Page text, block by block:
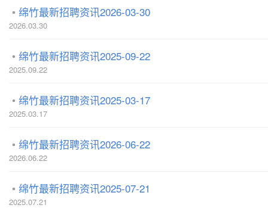
绵竹最新招聘资讯2026-03-30
2026.03.30
绵竹最新招聘资讯2025-09-22
2025.09.22
绵竹最新招聘资讯2025-03-17
2025.03.17
绵竹最新招聘资讯2026-06-22
2026.06.22
绵竹最新招聘资讯2025-07-21
2025.07.21